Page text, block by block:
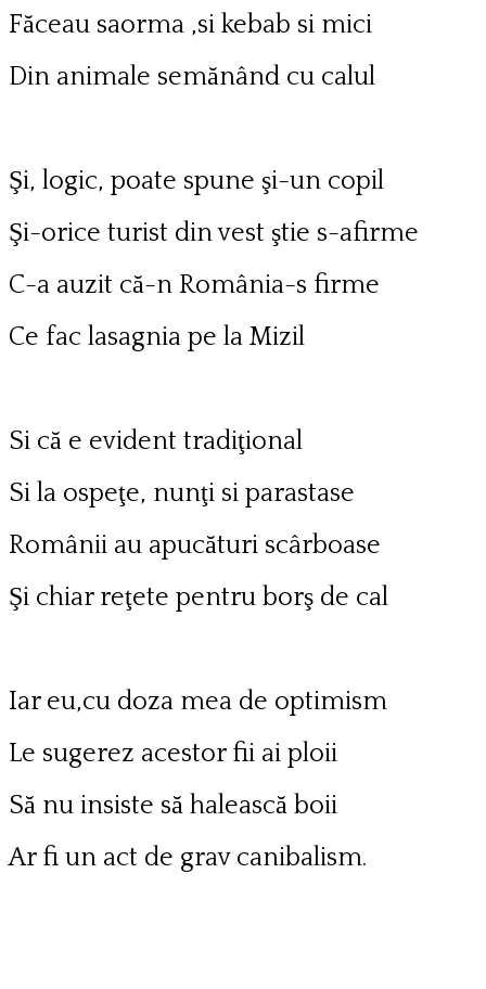
Făceau saorma ,si kebab si mici
Din animale semănând cu calul
Şi, logic, poate spune şi-un copil
Şi-orice turist din vest ştie s-afirme
C-a auzit că-n România-s firme
Ce fac lasagnia pe la Mizil
Si că e evident tradiţional
Si la ospeţe, nunţi si parastase
Românii au apucături scârboase
Şi chiar reţete pentru borş de cal
Iar eu,cu doza mea de optimism
Le sugerez acestor fii ai ploii
Să nu insiste să halească boii
Ar fi un act de grav canibalism.